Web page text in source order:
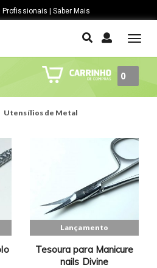
em 24h | Saber Mais
T
o
g
l
a
i
g
i
o
0
Utensílios de Metal
Lançamento
Tesoura para Manicure
nails Divine